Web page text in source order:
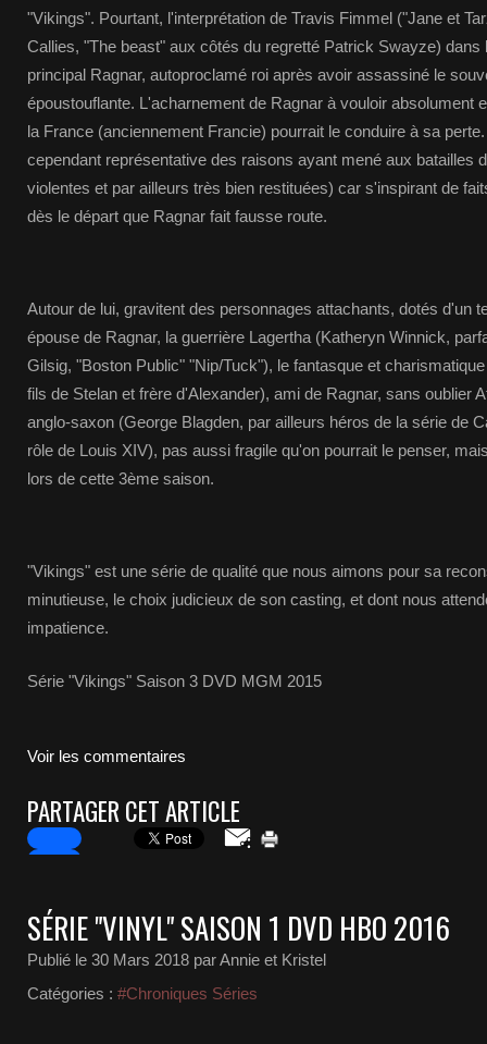
"Vikings". Pourtant, l'interprétation de Travis Fimmel ("Jane et
Callies, "The beast" aux côtés du regretté Patrick Swayze) dans
principal Ragnar, autoproclamé roi après avoir assassiné le
époustouflante. L'acharnement de Ragnar à vouloir absolument
la France (anciennement Francie) pourrait le conduire à sa
cependant représentative des raisons ayant mené aux batailles
violentes et par ailleurs très bien restituées) car s'inspirant de
dès le départ que Ragnar fait fausse route.
Autour de lui, gravitent des personnages attachants, dotés d'un
épouse de Ragnar, la guerrière Lagertha (Katheryn Winnick,
Gilsig, "Boston Public" "Nip/Tuck"), le fantasque et
fils de Stelan et frère d'Alexander), ami de Ragnar, sans oublier
anglo-saxon (George Blagden, par ailleurs héros de la série de
rôle de Louis XIV), pas aussi fragile qu'on pourrait le penser,
lors de cette 3ème saison.
"Vikings" est une série de qualité que nous aimons pour sa
minutieuse, le choix judicieux de son casting, et dont nous
impatience.
Série "Vikings" Saison 3 DVD MGM 2015
Voir les commentaires
PARTAGER CET ARTICLE
SÉRIE "VINYL" SAISON 1 DVD HBO 2016
Publié le 30 Mars 2018 par Annie et Kristel
Catégories : #Chroniques Séries